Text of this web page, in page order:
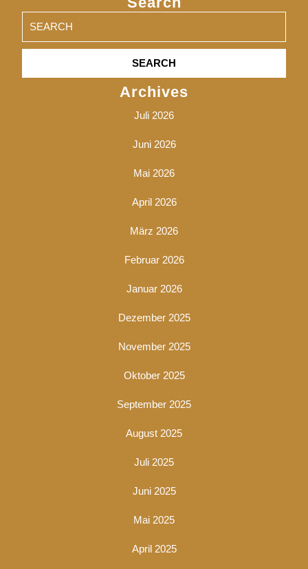
for:
Archives
Juli 2026
Juni 2026
Mai 2026
April 2026
März 2026
Februar 2026
Januar 2026
Dezember 2025
November 2025
Oktober 2025
September 2025
August 2025
Juli 2025
Juni 2025
Mai 2025
April 2025